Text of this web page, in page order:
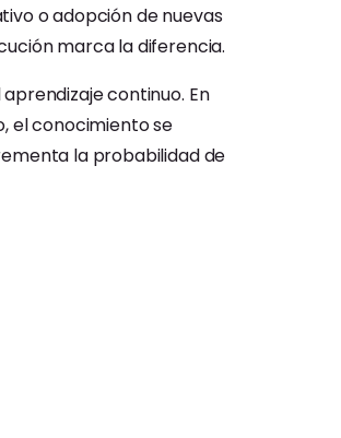
o adopción de nuevas
marca la diferencia.
continuo. En
el conocimiento se
la probabilidad de